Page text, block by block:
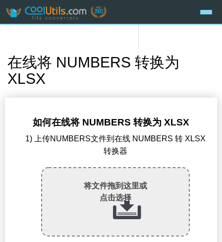
在线将 NUMBERS 转换为
XLSX
如何在线将 NUMBERS 转换为 XLSX
1) 上传NUMBERS文件到在线 NUMBERS 转 XLSX
转换器
将文件拖到这里或
点击选择